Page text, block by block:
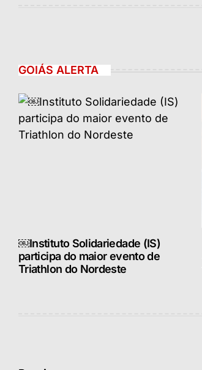
GOIÁS ALERTA
￼Instituto Solidariedade (IS)
participa do maior evento de
Triathlon do Nordeste